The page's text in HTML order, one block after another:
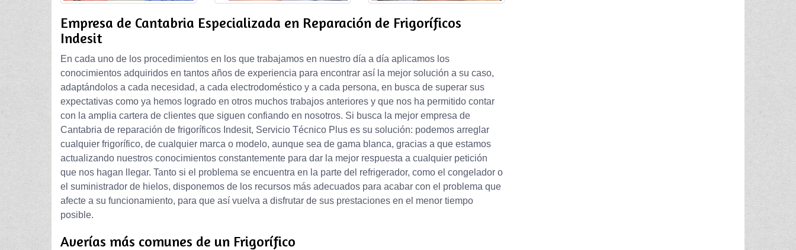
Empresa de Cantabria Especializada en Reparación de Frigoríficos
Indesit
En cada uno de los procedimientos en los que trabajamos en nuestro día a día aplicamos los
conocimientos adquiridos en tantos años de experiencia para encontrar así la mejor solución a su caso,
adaptándolos a cada necesidad, a cada electrodoméstico y a cada persona, en busca de superar sus
expectativas como ya hemos logrado en otros muchos trabajos anteriores y que nos ha permitido contar
con la amplia cartera de clientes que siguen confiando en nosotros. Si busca la mejor empresa de
Cantabria de reparación de frigoríficos Indesit, Servicio Técnico Plus es su solución: podemos arreglar
cualquier frigorífico, de cualquier marca o modelo, aunque sea de gama blanca, gracias a que estamos
actualizando nuestros conocimientos constantemente para dar la mejor respuesta a cualquier petición
que nos hagan llegar. Tanto si el problema se encuentra en la parte del refrigerador, como el congelador o
el suministrador de hielos, disponemos de los recursos más adecuados para acabar con el problema que
afecte a su funcionamiento, para que así vuelva a disfrutar de sus prestaciones en el menor tiempo
posible.
Averías más comunes de un Frigorífico